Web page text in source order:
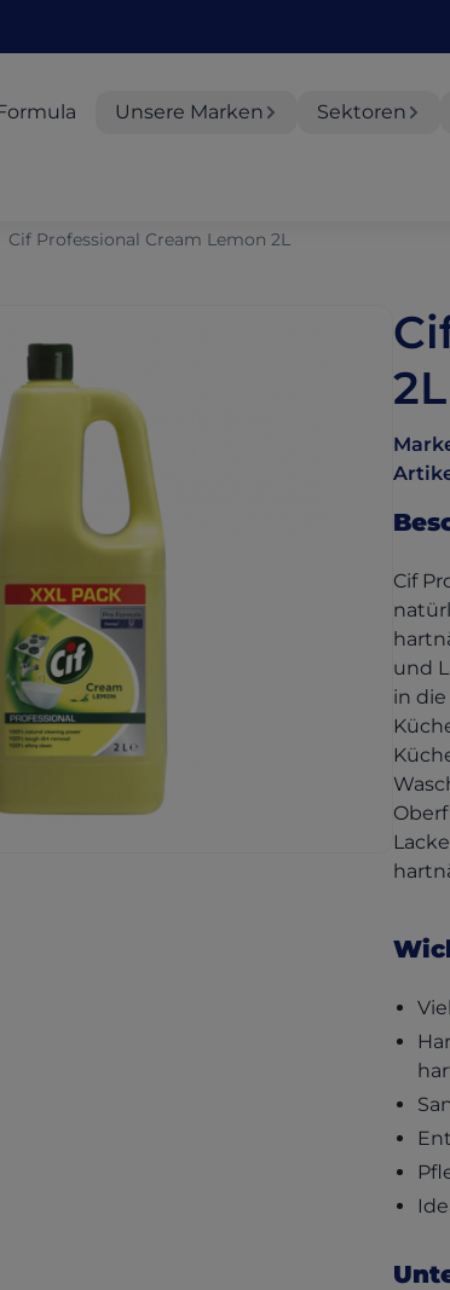
Unsere Marken Sektoren
Cif Professional Cream Lemon 2L
2L
Cif
und
in